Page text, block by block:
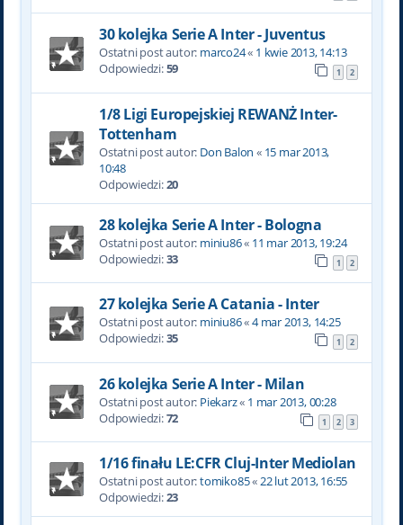
30 kolejka Serie A Inter - Juventus
Ostatni post autor: marco24« 1 kwie 2013, 14:13
Odpowiedzi:59 1 2
1/8 Ligi Europejskiej REWANŻ Inter-
Tottenham
Ostatni post autor: Don Balon « 15 mar 2013,
10:48
Odpowiedzi:20
28 kolejka Serie A Inter - Bologna
Ostatni post autor: miniu86« 11 mar 2013, 19:24
Odpowiedzi:33 1 2
27 kolejka Serie A Catania - Inter
Ostatni post autor: miniu86«4 mar 2013, 14:25
Odpowiedzi:35 1 2
26 kolejka Serie A Inter - Milan
Ostatni post autor: Piekarz« 1 mar 2013, 00:28
Odpowiedzi:72 1 2 3
1/16 finału LE:CFR Cluj-Inter Mediolan
Ostatni post autor:tomiko85«22 lut 2013, 16:55
Odpowiedzi:23